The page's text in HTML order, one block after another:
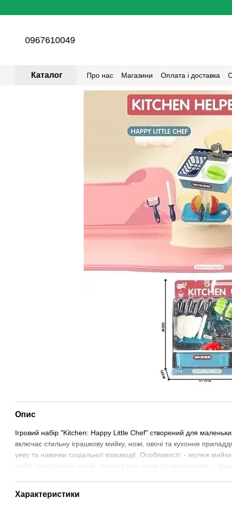
0967610049
Каталог Про нас Магазини Оплата і доставка
Опис
Ігровий набір "Kitchen: Happy Little Chef" створений для
включає стильну іграшкову мийку, ножі, овочі та кухонне
уяву та навички соціальної взаємодії. Особливості: - муляж
набір пластикових ножів, точилка для ножів та овочечистка; -
Характеристики